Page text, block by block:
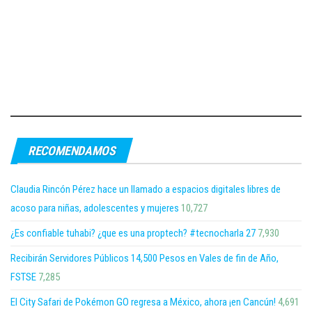
RECOMENDAMOS
Claudia Rincón Pérez hace un llamado a espacios digitales libres de
acoso para niñas, adolescentes y mujeres 10,727
¿Es confiable tuhabi? ¿que es una proptech? #tecnocharla 27 7,930
Recibirán Servidores Públicos 14,500 Pesos en Vales de fin de Año,
FSTSE 7,285
El City Safari de Pokémon GO regresa a México, ahora ¡en Cancún! 4,691